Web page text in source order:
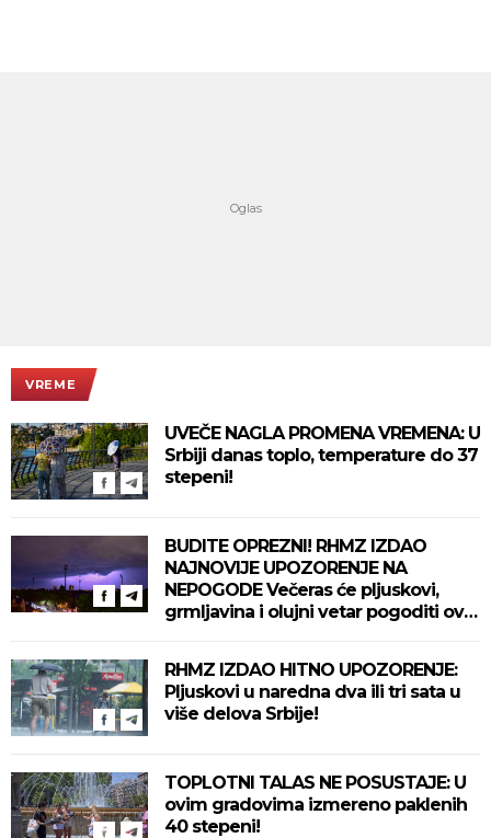
VREME
UVEČE NAGLA PROMENA VREMENA: U
Srbiji danas toplo, temperature do 37
stepeni!
BUDITE OPREZNI! RHMZ IZDAO
NAJNOVIJE UPOZORENJE NA
NEPOGODE Večeras će pljuskovi,
grmljavina i olujni vetar pogoditi ove
RHMZ IZDAO HITNO UPOZORENJE:
Pljuskovi u naredna dva ili tri sata u
više delova Srbije!
TOPLOTNI TALAS NE POSUSTAJE: U
ovim gradovima izmereno paklenih
40 stepeni!